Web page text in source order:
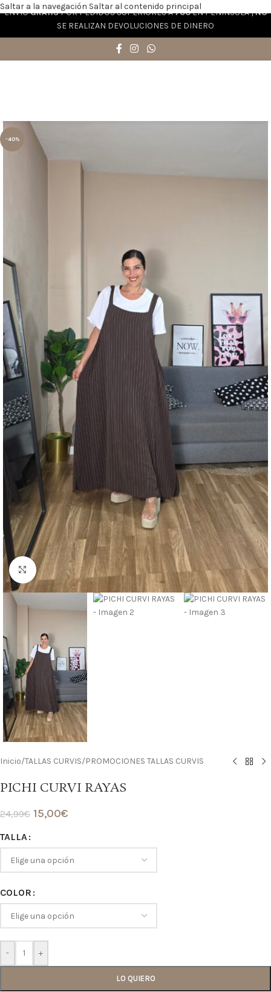
Saltar a la navegación Saltar al contenido principal
ENVÍOGRATISPOR PEDIDOS SUPERIORES A70€EN PENÍNSULA |NO
SE REALIZAN DEVOLUCIONES DE DINERO
-40%
Haga clic para ampliar
Inicio/TALLAS CURVIS/PROMOCIONES TALLAS CURVIS
PICHI CURVI RAYAS
24,99€ 15,00€
TALLA
COLOR
- +
LO QUIERO